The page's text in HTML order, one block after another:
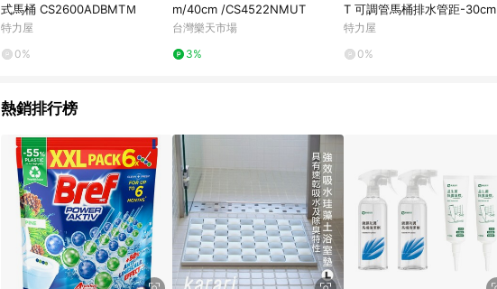
式馬桶 CS2600ADBMTＭ
特力屋
0%
m/40cm /CS4522NMUT
台灣樂天市場
3%
T 可調管馬桶排水管距-30cm
特力屋
0%
熱銷排行榜